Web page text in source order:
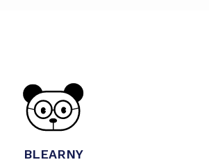
BLEARNY